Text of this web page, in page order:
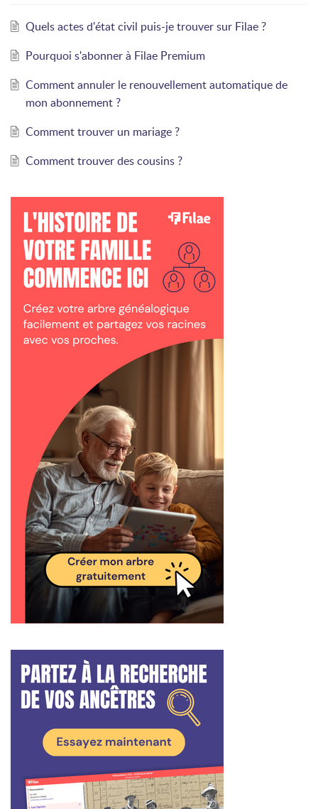
Quels actes d'état civil puis-je trouver sur Filae ?
Pourquoi s'abonner à Filae Premium
Comment annuler le renouvellement automatique de
mon abonnement ?
Comment trouver un mariage ?
Comment trouver des cousins ?